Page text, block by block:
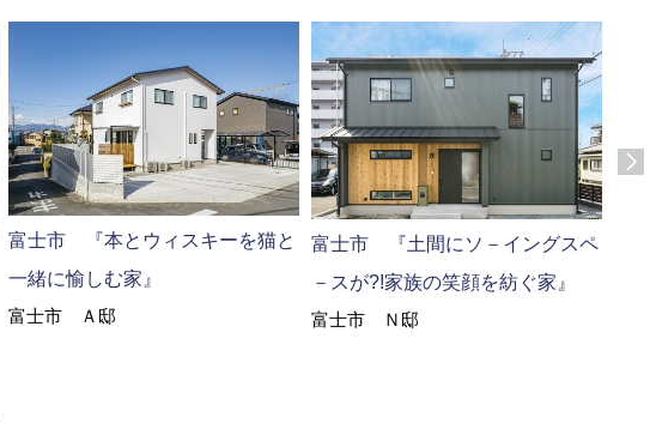
富士市 『本とウィスキーを猫と
一緒に愉しむ家』
富士市 Ａ邸
富士市 『土間にソ－イングスペ
－スが?!家族の笑顔を紡ぐ家』
富士市 Ｎ邸